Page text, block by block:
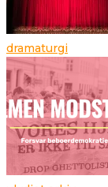
dramaturgi